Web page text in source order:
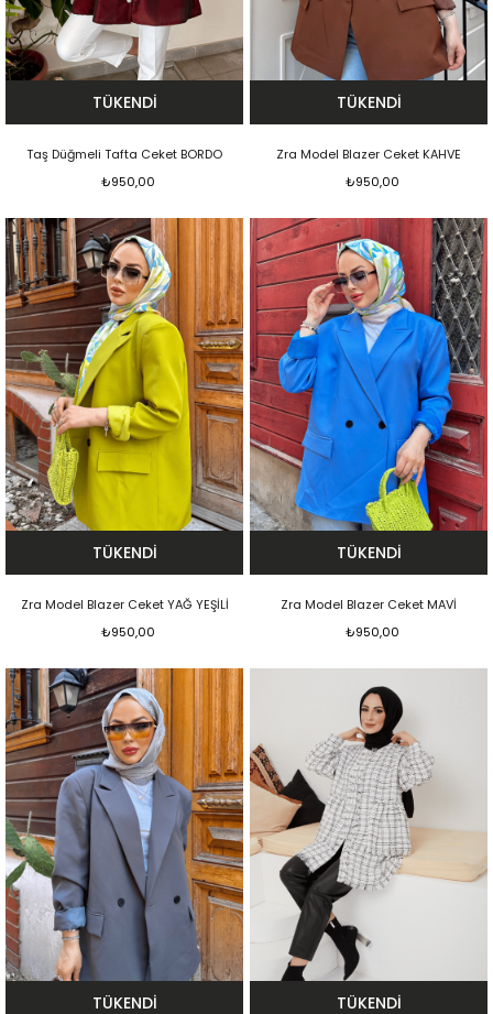
TÜKENDI
Taş Düğmeli Tafta Ceket BORDO
₺950,00
TÜKENDI
Zra Model Blazer Ceket KAHVE
₺950,00
TÜKENDI
Zra Model Blazer Ceket YAĞ YEŞİLİ
₺950,00
TÜKENDI
Zra Model Blazer Ceket MAVİ
₺950,00
TÜKENDI TÜKENDI